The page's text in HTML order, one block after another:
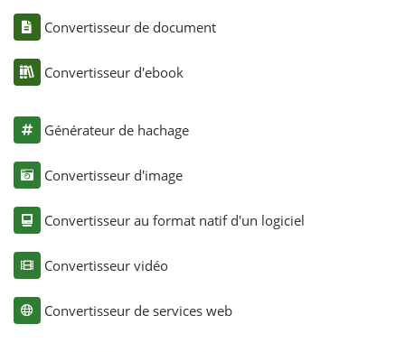
Convertisseur de document
Convertisseur d'ebook
Générateur de hachage
Convertisseur d'image
Convertisseur au format natif d'un logiciel
Convertisseur vidéo
Convertisseur de services web